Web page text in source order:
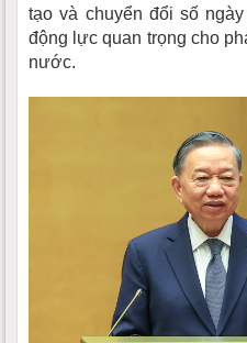
tạo và chuyển đổi số
động lực quan trọng cho
nước.